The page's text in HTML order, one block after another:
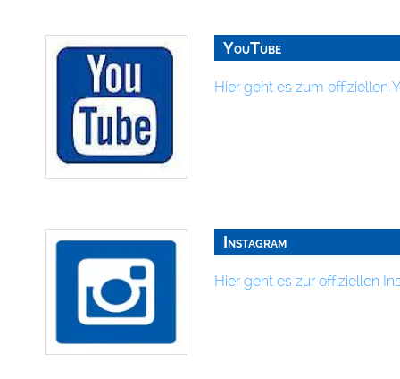
YouTube
Hier geht es zum offiziellen
Instagram
Hier geht es zur offiziellen